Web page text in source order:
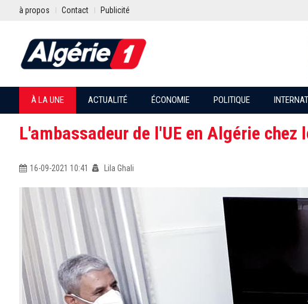
à propos Contact Publicité
À LA UNE ACTUALITÉ ÉCONOMIE POLITIQUE
L'ambassadeur de l'UE en Algérie chez
16-09-2021 10:41 Lila Ghali